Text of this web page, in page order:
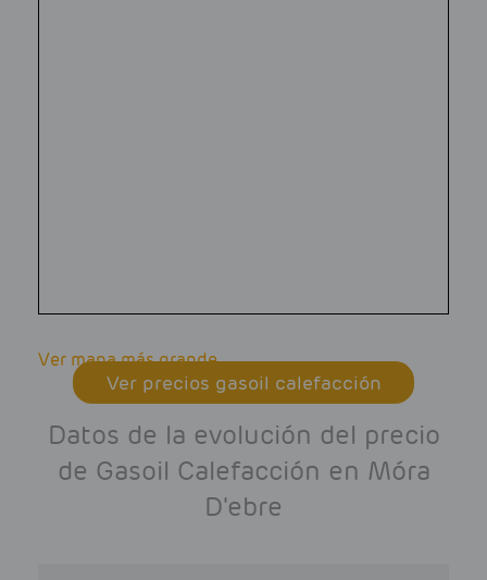
Ver mapa más grande
Ver precios gasoil calefacción
Datos de la evolución del precio
de Gasoil Calefacción en Móra
D'ebre